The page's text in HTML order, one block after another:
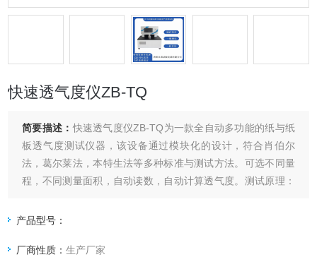
快速透气度仪ZB-TQ
简要描述：快速透气度仪ZB-TQ为一款全自动多功能的纸与纸
板透气度测试仪器，该设备通过模块化的设计，符合肖伯尔
法，葛尔莱法，本特生法等多种标准与测试方法。可选不同量
程，不同测量面积，自动读数，自动计算透气度。测试原理：
产品型号：
厂商性质：生产厂家